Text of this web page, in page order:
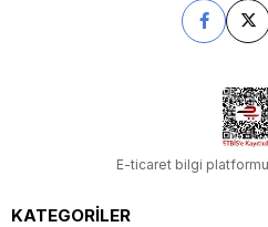
E-ticaret bilgi platformu
KATEGORİLER